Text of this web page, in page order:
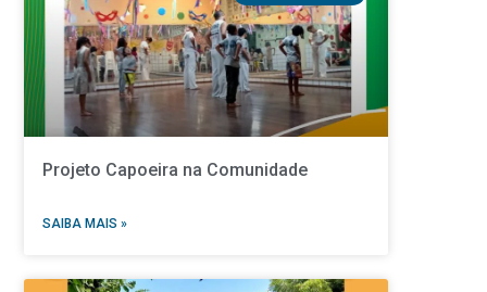
Projeto Capoeira na Comunidade
SAIBA MAIS »